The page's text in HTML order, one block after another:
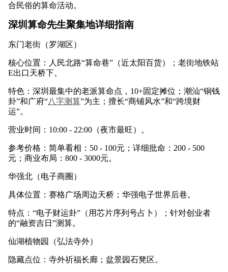
合民俗的算命活动。
深圳算命先生聚集地详细指南
东门老街（罗湖区）
核心位置：人民北路“算命巷”（近太阳百货）；老街地铁站
E出口天桥下。
特色：深圳最集中的老派算命点，10+固定摊位；潮汕“铜钱
卦”和广府“八字测算”为主；擅长“商铺风水”和“跨境财
运”。
营业时间：10:00 - 22:00（夜市最旺）。
参考价格：简单看相：50 - 100元；详细批命：200 - 500
元；商业布局：800 - 3000元。
华强北（电子商圈）
具体位置：赛格广场周边天桥；华强电子世界后巷。
特点：“电子财运卦”（用芯片序列号占卜）；针对创业者
的“融资吉日”测算。
仙湖植物园（弘法寺外）
隐藏点位：寺外祈福长廊；盆景园石凳区。